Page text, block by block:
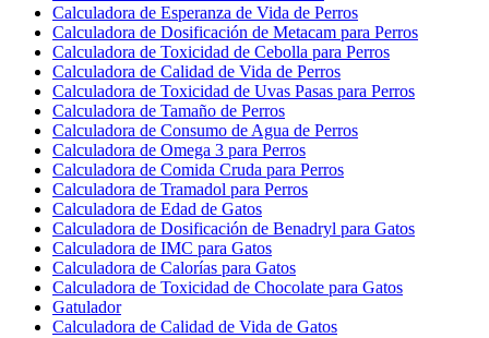
Calculadora de Esperanza de Vida de Perros
Calculadora de Dosificación de Metacam para Perros
Calculadora de Toxicidad de Cebolla para Perros
Calculadora de Calidad de Vida de Perros
Calculadora de Toxicidad de Uvas Pasas para Perros
Calculadora de Tamaño de Perros
Calculadora de Consumo de Agua de Perros
Calculadora de Omega 3 para Perros
Calculadora de Comida Cruda para Perros
Calculadora de Tramadol para Perros
Calculadora de Edad de Gatos
Calculadora de Dosificación de Benadryl para Gatos
Calculadora de IMC para Gatos
Calculadora de Calorías para Gatos
Calculadora de Toxicidad de Chocolate para Gatos
Gatulador
Calculadora de Calidad de Vida de Gatos